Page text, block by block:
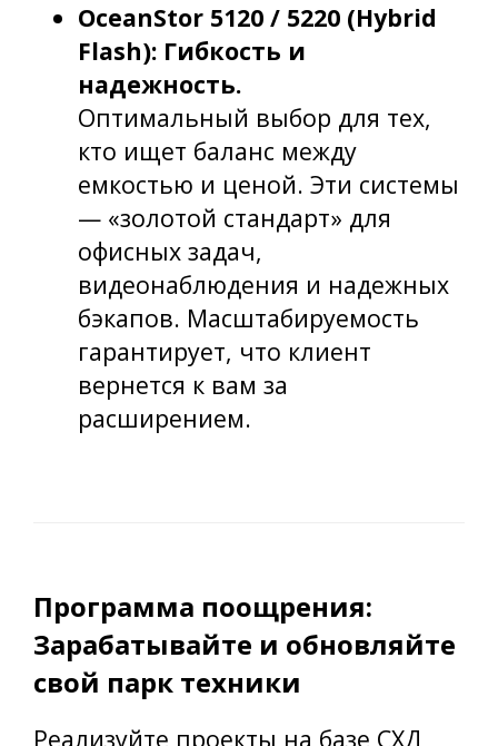
OceanStor 5120 / 5220 (Hybrid
Flash): Гибкость и
надежность.
Оптимальный выбор для тех,
кто ищет баланс между
емкостью и ценой. Эти системы
— «золотой стандарт» для
офисных задач,
видеонаблюдения и надежных
бэкапов. Масштабируемость
гарантирует, что клиент
вернется к вам за
расширением.
Программа поощрения:
Зарабатывайте и обновляйте
свой парк техники
Реализуйте проекты на базе СХД